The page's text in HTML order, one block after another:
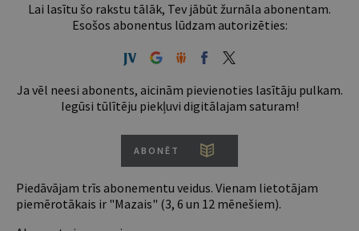
Lai lasītu šo rakstu tālāk, Tev jābūt žurnāla abonentam.
Esošos abonentus lūdzam autorizēties:
Ja vēl neesi abonents, aicinām pievienoties lasītāju pulkam.
Iegūsi tūlītēju piekļuvi digitālajam saturam!
ABONĒT
Piedāvājam trīs abonementu veidus. Vienam lietotājam
piemērotākais ir "Mazais" (3, 6 un 12 mēnešiem).